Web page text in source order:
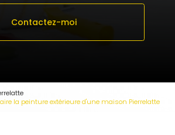
Contactez-moi
la peinture extérieure d'une maison Pierrelatte